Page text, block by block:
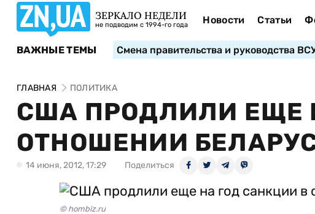
ЗЕРКАЛО НЕДЕЛИ
не подводим с 1994-го года Новости Статьи
ВАЖНЫЕ ТЕМЫ Смена правительства и руководства
ГЛАВНАЯ ПОЛИТИКА
США ПРОДЛИЛИ ЕЩЕ
ОТНОШЕНИИ
14 июня, 2012, 17:29 Поделиться
© hombiz.ru